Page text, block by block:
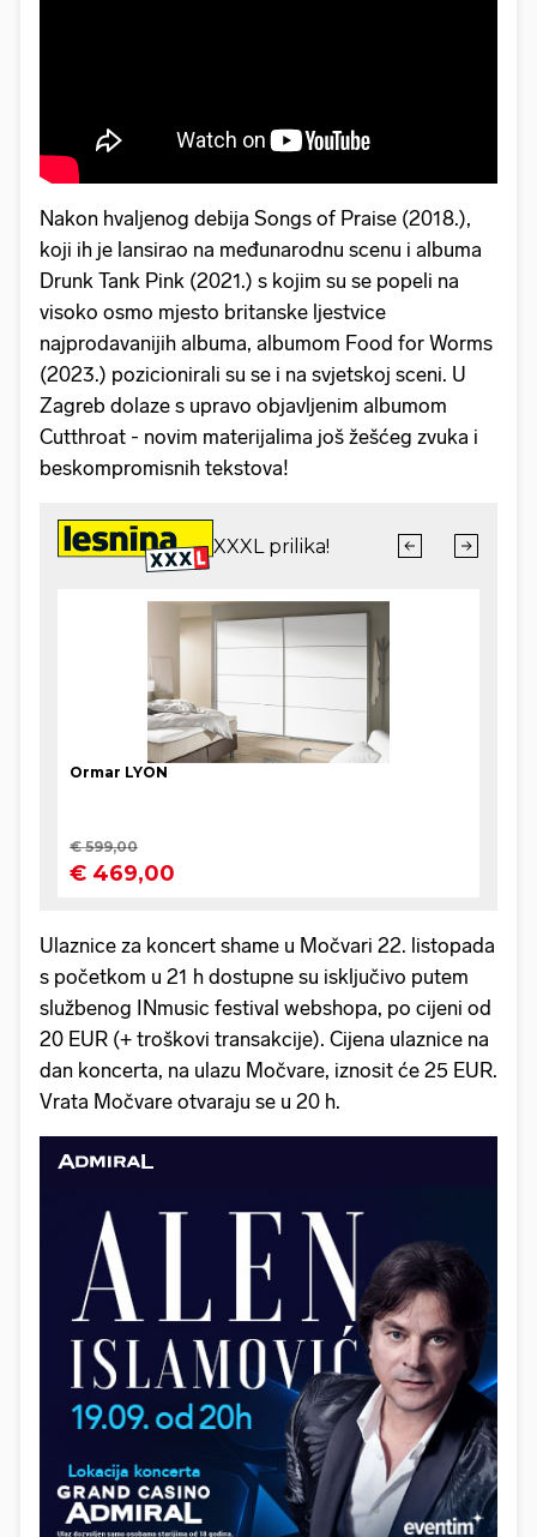
Nakon hvaljenog debija Songs of Praise (2018.),
koji ih je lansirao na međunarodnu scenu i albuma
Drunk Tank Pink (2021.) s kojim su se popeli na
visoko osmo mjesto britanske ljestvice
najprodavanijih albuma, albumom Food for Worms
(2023.) pozicionirali su se i na svjetskoj sceni. U
Zagreb dolaze s upravo objavljenim albumom
Cutthroat - novim materijalima još žešćeg zvuka i
beskompromisnih tekstova!
Ulaznice za koncert shame u Močvari 22. listopada
s početkom u 21 h dostupne su isključivo putem
službenog INmusic festival webshopa, po cijeni od
20 EUR (+ troškovi transakcije). Cijena ulaznice na
dan koncerta, na ulazu Močvare, iznosit će 25 EUR.
Vrata Močvare otvaraju se u 20 h.